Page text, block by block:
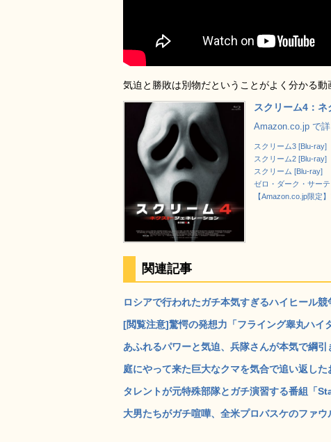
気迫と勝敗は別物だということがよく分かる動
スクリーム4：
Amazon.co.jp で
スクリーム3 [Blu-ray]
スクリーム2 [Blu-ray]
スクリーム [Blu-ray]
ゼロ・ダーク・サー
【Amazon.co.jp限定
関連記事
ロシアで行われたガチ本気すぎるハイヒール
[閲覧注意]驚愕の発想力「フライング睾丸ハイ
あふれるパワーと気迫、兵隊さんが本気で綱
庭にやって来た巨大なクマを気合で追い返し
タレントが元特殊部隊とガチ演習する番組「
大男たちがガチ喧嘩、全米プロバスケのファ